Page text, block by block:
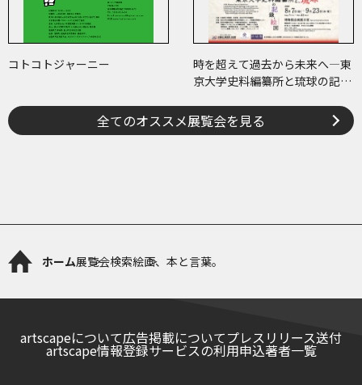
コトコトジャーニー
時を超えて過去から未来へ―東
京大学史料編纂所と琉球の記
全てのオススメ展覧会を見る
ホーム展覧会検索絵画、本と言葉。
artscapeについて広告掲載についてプレスリリース送付
artscape情報登録サービスの利用申込著者一覧